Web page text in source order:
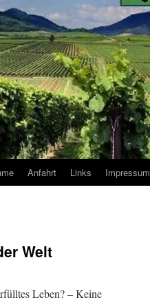
Anfahrt Links Impressum
Welt
Leben? – Keine